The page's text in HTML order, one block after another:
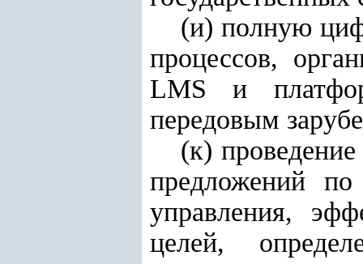
(и) полную
процессов,
LMS и
передовым
(к)
предложений по
управления,
целей,